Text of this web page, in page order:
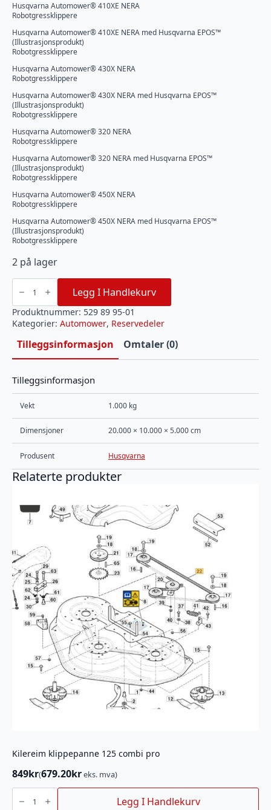
Husqvarna Automower® 410XE NERA
Robotgressklippere
Husqvarna Automower® 410XE NERA med Husqvarna EPOS™
(Illustrasjonsprodukt)
Robotgressklippere
Husqvarna Automower® 430X NERA
Robotgressklippere
Husqvarna Automower® 430X NERA med Husqvarna EPOS™
(Illustrasjonsprodukt)
Robotgressklippere
Husqvarna Automower® 320 NERA
Robotgressklippere
Husqvarna Automower® 320 NERA med Husqvarna EPOS™
(Illustrasjonsprodukt)
Robotgressklippere
Husqvarna Automower® 450X NERA
Robotgressklippere
Husqvarna Automower® 450X NERA med Husqvarna EPOS™
(Illustrasjonsprodukt)
Robotgressklippere
2 på lager
KRETSKORT
LADESTASJON
PCBA
CS
board
type
47
Legg I Handlekurv
Produktnummer: 529 89 95-01
Kategorier: Automower, Reservedeler
Tilleggsinformasjon Omtaler (0)
Tilleggsinformasjon
Vekt 1.000 kg
Dimensjoner 20.000 × 10.000 × 5.000 cm
Produsent Husqvarna
Relaterte produkter
Kilereim klippepanne 125 combi pro
849kr(679.20kreks. mva)
Kilereim
klippepanne
125 Legg I Handlekurv